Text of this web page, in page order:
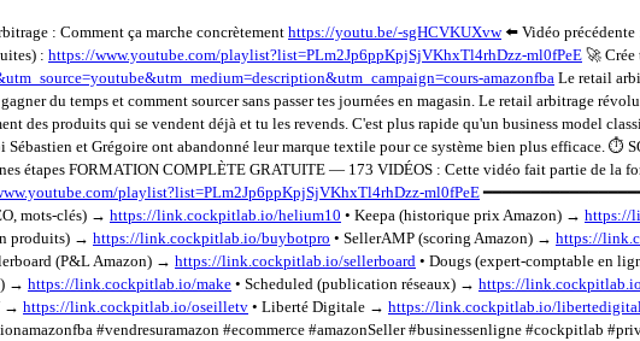
: Comment ça marche concrètement https://youtu.be/-sgHCVKUXvw⬅️ Vidéo précédente
: https://www.youtube.com/playlist?list=PLm2Jp6ppKpjSjVKhxTl4rhDzz-ml0fPeE 🚀
amazonfba Le retail
du temps et comment sourcer sans passer tes journées en magasin. Le retail arbitrage
des produits qui se vendent déjà et tu les revends. C'est plus rapide qu'un business model
Sébastien et Grégoire ont abandonné leur marque textile pour ce système bien plus efficace.
étapes FORMATION COMPLÈTE GRATUITE — 173 VIDÉOS : Cette vidéo fait partie de la
playlist?list=PLm2Jp6ppKpjSjVKhxTl4rhDzz-ml0fPeE
mots-clés) → https://link.cockpitlab.io/helium10 • Keepa (historique prix Amazon) → https://
produits) → https://link.cockpitlab.io/buybotpro • SellerAMP (scoring Amazon) → https://
(P&L Amazon) → https://link.cockpitlab.io/sellerboard • Dougs (expert-comptable en
→ https://link.cockpitlab.io/make • Scheduled (publication réseaux) → https://
→ https://link.cockpitlab.io/oseilletv • Liberté Digitale → https://link.cockpitlab.io/
#vendresuramazon #ecommerce #amazonSeller #businessenligne #cockpitlab